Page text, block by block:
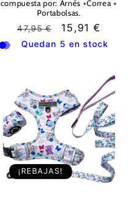
compuesta por: Arnés +Correa +
Portabolsas.
Precio
habitual
47,95 €
Precio
de
15,91 €
Quedan 5 en stock
¡REBAJAS!